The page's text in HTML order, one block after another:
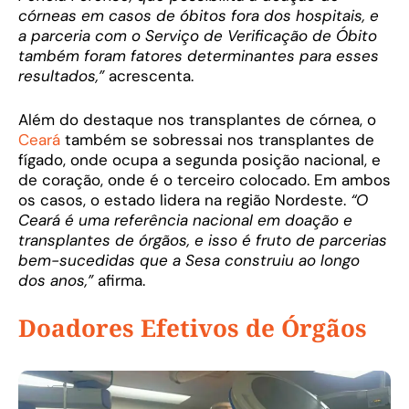
córneas em casos de óbitos fora dos hospitais, e
a parceria com o Serviço de Verificação de Óbito
também foram fatores determinantes para esses
resultados,”acrescenta.
Além do destaque nos transplantes de córnea, o
Ceará também se sobressai nos transplantes de
fígado, onde ocupa a segunda posição nacional, e
de coração, onde é o terceiro colocado. Em ambos
os casos, o estado lidera na região Nordeste. “O
Ceará é uma referência nacional em doação e
transplantes de órgãos, e isso é fruto de parcerias
bem-sucedidas que a Sesa construiu ao longo
dos anos,”afirma.
Doadores Efetivos de Órgãos